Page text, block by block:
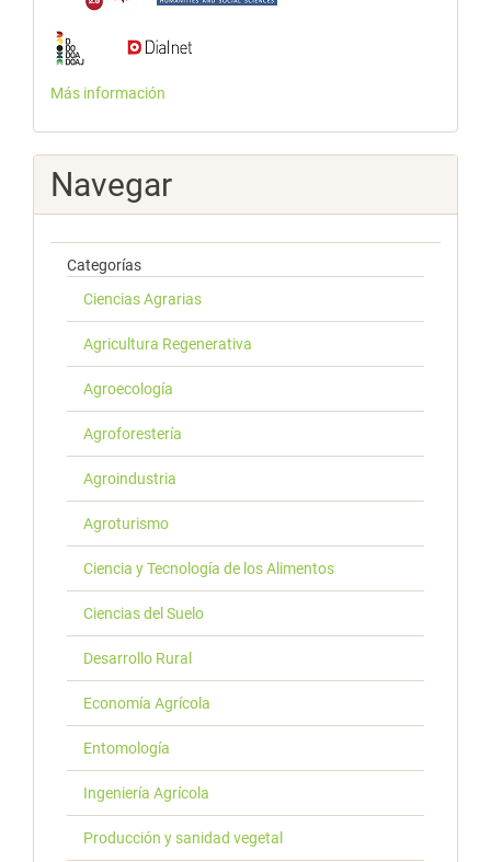
Más información
Navegar
Categorías
Ciencias Agrarias
Agricultura Regenerativa
Agroecología
Agroforestería
Agroindustria
Agroturismo
Ciencia y Tecnología de los Alimentos
Ciencias del Suelo
Desarrollo Rural
Economía Agrícola
Entomología
Ingeniería Agrícola
Producción y sanidad vegetal